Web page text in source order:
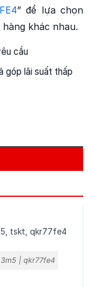
” để lựa chọn
khác nhau.
cầu
góp lãi suất thấp
| qkr77fe4